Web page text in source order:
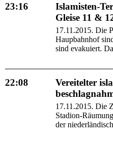
23:16
Islamisten-
Gleise 11 &
17.11.2015. Die
Haupbahnhof
sind evakuiert.
22:08
Vereitelter
17.11.2015. Die
Stadion-
der